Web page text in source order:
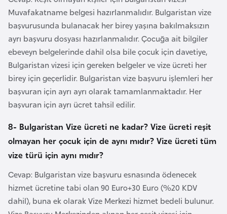
Muvafakatname belgesi hazırlanmalıdır. Bulgaristan vize
başvurusunda bulanacak her birey yaşına bakılmaksızın
ayrı başvuru dosyası hazırlanmalıdır. Çocuğa ait bilgiler
ebeveyn belgelerinde dahil olsa bile çocuk için davetiye,
Bulgaristan vizesi için gereken belgeler ve vize ücreti her
birey için geçerlidir. Bulgaristan vize başvuru işlemleri her
başvuran için ayrı ayrı olarak tamamlanmaktadır. Her
başvuran için ayrı ücret tahsil edilir.
8- Bulgaristan Vize ücreti ne kadar? Vize ücreti reşit
olmayan her çocuk için de aynı mıdır? Vize ücreti tüm
vize türü için aynı mıdır?
Cevap: Bulgaristan vize başvuru esnasında ödenecek
hizmet ücretine tabi olan 90 Euro+30 Euro (%20 KDV
dahil), buna ek olarak Vize Merkezi hizmet bedeli bulunur.
H
i
n
d
i
s
t
n
ı
r
v